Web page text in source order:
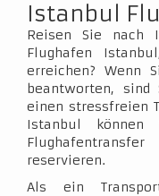
Istanbul
Reisen Sie nach
Flughafen
erreichen? Wenn
beantworten,
einen stressfreien
Istanbul
reservieren.
Als ein